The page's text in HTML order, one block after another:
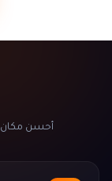
أحسن مكان